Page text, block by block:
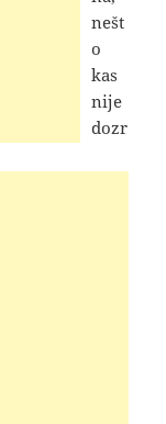
nešt
o
kas
nije
dozr